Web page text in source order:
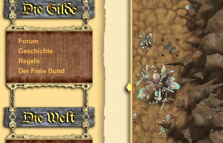
Forum
Geschichte
Regeln
Der Freie Bund